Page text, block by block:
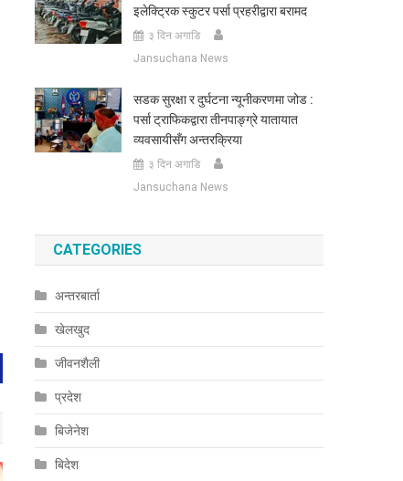
इलेक्ट्रिक स्कुटर पर्सा प्रहरीद्वारा बरामद
३ दिन अगाडि
Jansuchana News
सडक सुरक्षा र दुर्घटना न्यूनीकरणमा जोड :
पर्सा ट्राफिकद्वारा तीनपाङ्ग्रे यातायात
व्यवसायीसँग अन्तरक्रिया
३ दिन अगाडि
Jansuchana News
CATEGORIES
अन्तरबार्ता
खेलखुद
जीवनशैली
प्रदेश
बिजेनेश
बिदेश